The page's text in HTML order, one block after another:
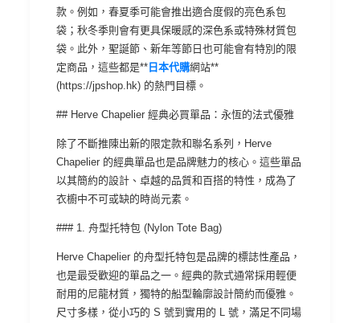
款。例如，春夏季可能會推出適合度假的亮色系包
袋；秋冬季則會有更具保暖感的深色系或特殊材質包
袋。此外，聖誕節、新年等節日也可能會有特別的限
定商品，這些都是**日本代購網站**
(https://jpshop.hk) 的熱門目標。
## Herve Chapelier 經典必買單品：永恆的法式優雅
除了不斷推陳出新的限定款和聯名系列，Herve
Chapelier 的經典單品也是品牌魅力的核心。這些單品
以其簡約的設計、卓越的品質和百搭的特性，成為了
衣櫥中不可或缺的時尚元素。
### 1. 舟型托特包 (Nylon Tote Bag)
Herve Chapelier 的舟型托特包是品牌的標誌性產品，
也是最受歡迎的單品之一。經典的款式通常採用輕便
耐用的尼龍材質，獨特的船型輪廓設計簡約而優雅。
尺寸多樣，從小巧的 S 號到實用的 L 號，滿足不同場